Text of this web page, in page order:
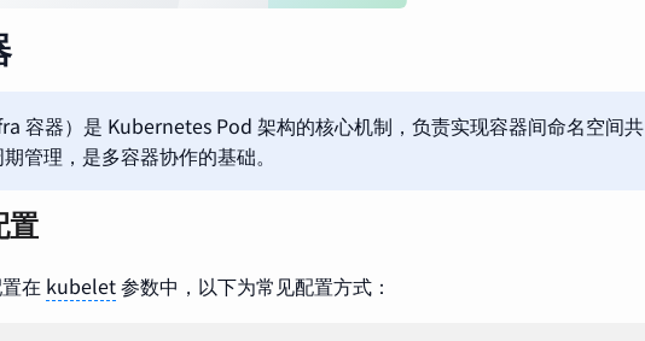
容器）是 Kubernetes Pod 架构的核心机制，负责实现容器间命名空间共
管理，是多容器协作的基础。
置
在 kubelet参数中，以下为常见配置方式：